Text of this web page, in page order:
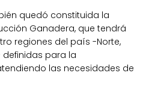
quedó constituida la
Ganadera, que tendrá
regiones del país -Norte,
definidas para la
las necesidades de